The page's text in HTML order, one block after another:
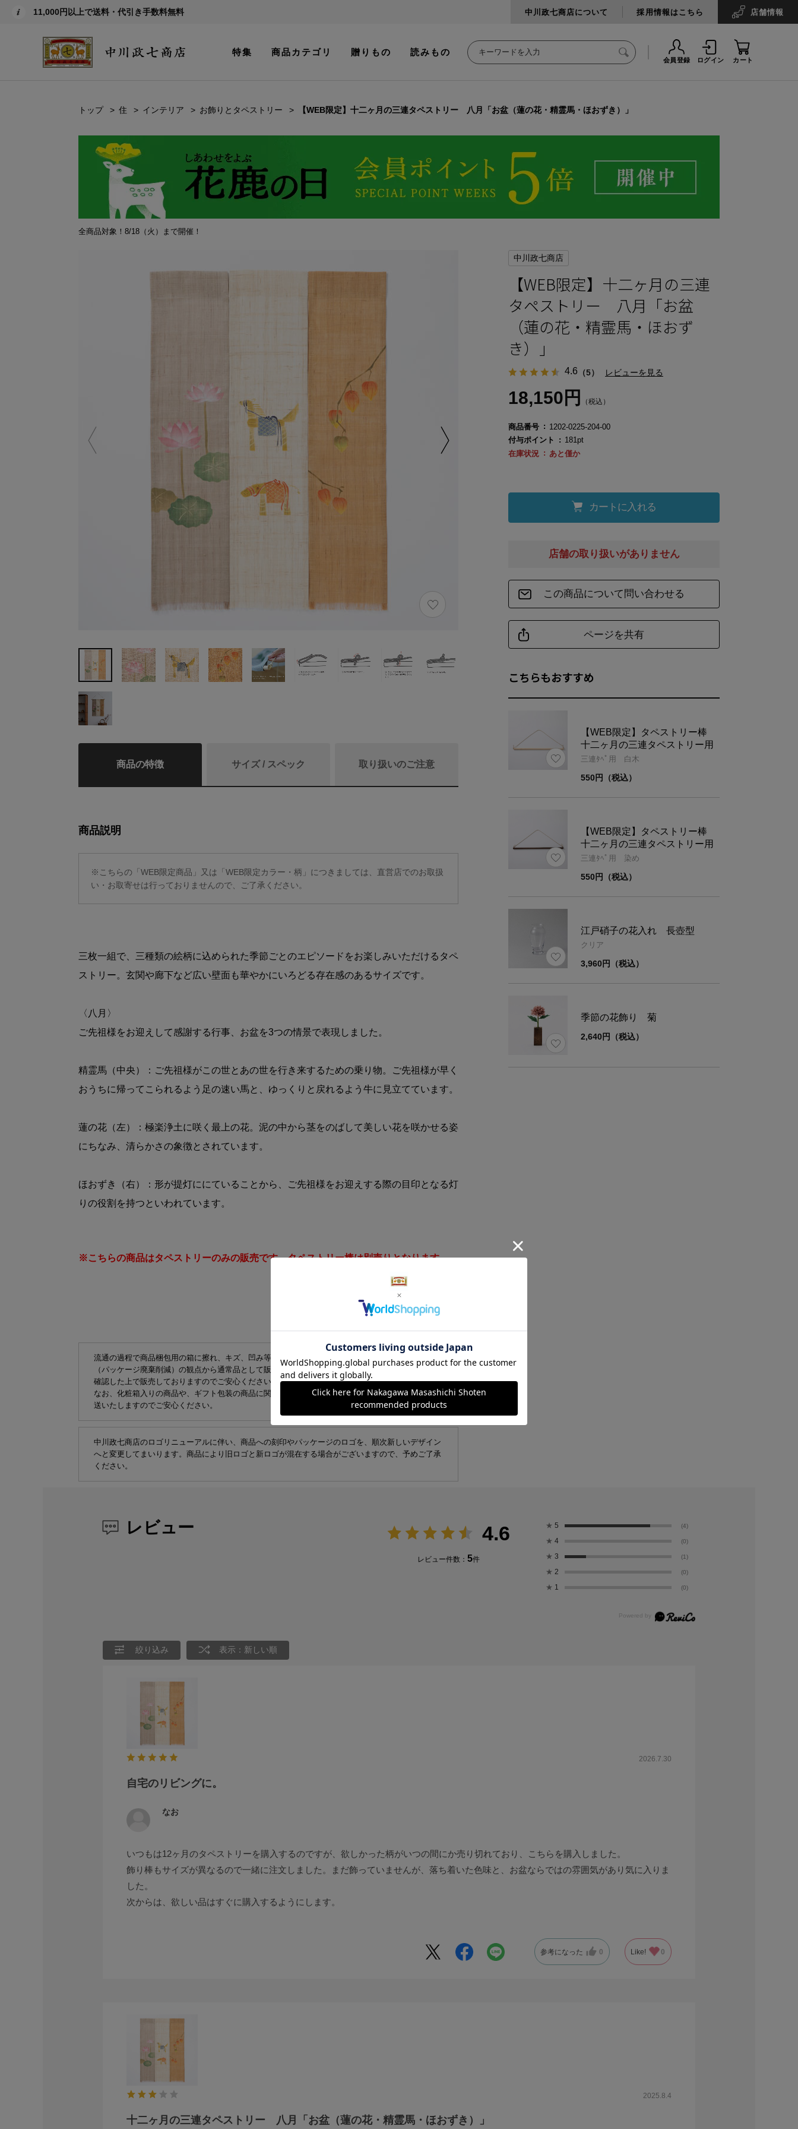
11,000円以上で送料・代引き手数料無料 中川政七商店について 採用情報はこちら 店舗情報
特集 商品カテゴリ 贈りもの 読みもの
会員登録 ログイン カート
トップ 住 インテリア お飾りとタペストリー 【WEB限定】十二ヶ月の三連タペストリー 八月「お盆（蓮の花・精霊馬・ほおずき）」
全商品対象！8/18（火）まで開催！
商品の特徴 サイズ / スペック 取り扱いのご注意
商品説明
※こちらの「WEB限定商品」又は「WEB限定カラー・柄」につきましては、直営店でのお取扱
い・お取寄せは行っておりませんので、ご了承ください。
三枚一組で、三種類の絵柄に込められた季節ごとのエピソードをお楽しみいただけるタペ
ストリー。玄関や廊下など広い壁面も華やかにいろどる存在感のあるサイズです。
〈八月〉
ご先祖様をお迎えして感謝する行事、お盆を3つの情景で表現しました。
精霊馬（中央）：ご先祖様がこの世とあの世を行き来するための乗り物。ご先祖様が早く
おうちに帰ってこられるよう足の速い馬と、ゆっくりと戻れるよう牛に見立てています。
蓮の花（左）：極楽浄土に咲く最上の花。泥の中から茎をのばして美しい花を咲かせる姿
にちなみ、清らかさの象徴とされています。
ほおずき（右）：形が提灯ににていることから、ご先祖様をお迎えする際の目印となる灯
りの役割を持つといわれています。
※こちらの商品はタペストリーのみの販売です。タペストリー棒は別売りとなります。
手績み手織り麻
備考
流通の過程で商品梱包用の箱に擦れ、キズ、凹み等が生じている場合がございます。環境への配慮
（パッケージ廃棄削減）の観点から通常品として販売しております。商品本体には問題がないことを
確認した上で販売しておりますのでご安心ください。
なお、化粧箱入りの商品や、ギフト包装の商品に関しましては、擦れ、キズ、凹み等がないものを発
送いたしますのでご安心ください。
中川政七商店のロゴリニューアルに伴い、商品への刻印やパッケージのロゴを、順次新しいデザイン
へと変更してまいります。商品により旧ロゴと新ロゴが混在する場合がございますので、予めご了承
ください。
中川政七商店
【WEB限定】十二ヶ月の三連
タペストリー 八月「お盆
（蓮の花・精霊馬・ほおず
き）」
4.6 （5） レビューを見る
18,150円 （税込）
商品番号
1202-0225-204-00
付与ポイント
181pt
在庫状況
あと僅か
カートに入れる
こちらもおすすめ
【WEB限定】タペストリー棒
十二ヶ月の三連タペストリー用
三連ﾀﾍﾟ用 白木
550円（税込）
【WEB限定】タペストリー棒
十二ヶ月の三連タペストリー用
三連ﾀﾍﾟ用 染め
550円（税込）
江戸硝子の花入れ 長壺型
クリア
3,960円（税込）
季節の花飾り 菊
2,640円（税込）
この商品について問い合わせる
ページを共有
店舗の取り扱いがありません
レビュー 4.6
レビュー件数： 5件
★ 5 (4)
★ 4 (0)
★ 3 (1)
★ 2 (0)
★ 1 (0)
絞り込み 表示：新しい順
2026.7.30
自宅のリビングに。
なお
いつもは12ヶ月のタペストリーを購入するのですが、欲しかった柄がいつの間にか売り切れており、こちらを購入しました。
飾り棒もサイズが異なるので一緒に注文しました。まだ飾っていませんが、落ち着いた色味と、お盆ならではの雰囲気があり気に入りま
した。
次からは、欲しい品はすぐに購入するようにします。
参考になった 0 Like! 0
2025.8.4
十二ヶ月の三連タペストリー 八月「お盆（蓮の花・精霊馬・ほおずき）」